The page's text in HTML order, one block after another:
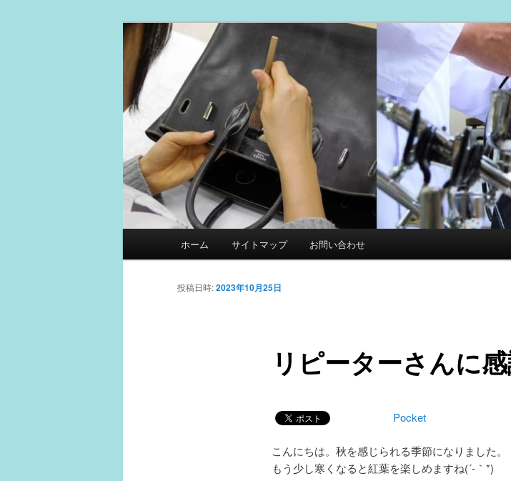
革製品リペア専門店 スマイル
スマイルリペアセンター中の人ブログ
ホーム サイトマップ お問い合わせ
リピーターさんに
投稿日時:2023年10月25日
Pocket
こんにちは。秋を感じられる季節になりました。
もう少し寒くなると紅葉を楽しめますね(´-｀*)